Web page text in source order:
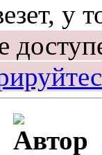
у